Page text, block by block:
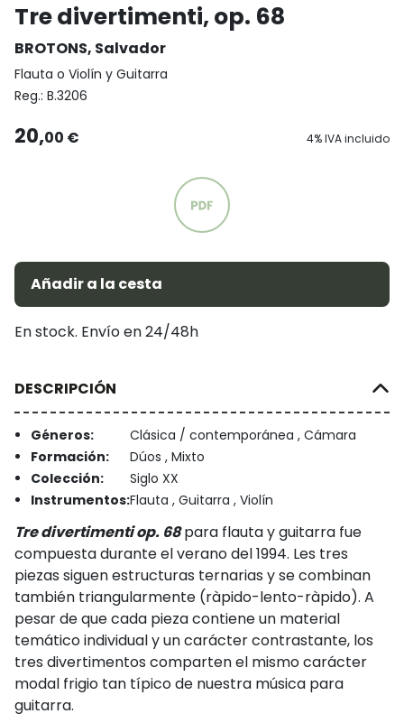
Tre divertimenti, op. 68
BROTONS, Salvador
Flauta o Violín y Guitarra
Reg.: B.3206
20,00 € 4% IVA incluido
Añadir a la cesta
En stock. Envío en 24/48h
DESCRIPCIÓN
Géneros:
Clásica / contemporánea , Cámara
Formación:
Dúos , Mixto
Colección:
Siglo XX
Instrumentos:Flauta , Guitarra , Violín
Tre divertimenti op. 68para flauta y guitarra fue
compuesta durante el verano del 1994. Les tres
piezas siguen estructuras ternarias y se combinan
también triangularmente (ràpido-lento-ràpido). A
pesar de que cada pieza contiene un material
temático individual y un carácter contrastante, los
tres divertimentos comparten el mismo carácter
modal frigio tan típico de nuestra música para
guitarra.